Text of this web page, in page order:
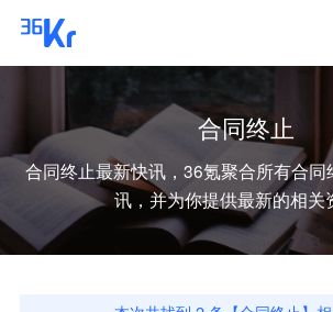
合同终止
合同终止最新快讯，36氪聚合所有合同
讯，并为你提供最新的相关